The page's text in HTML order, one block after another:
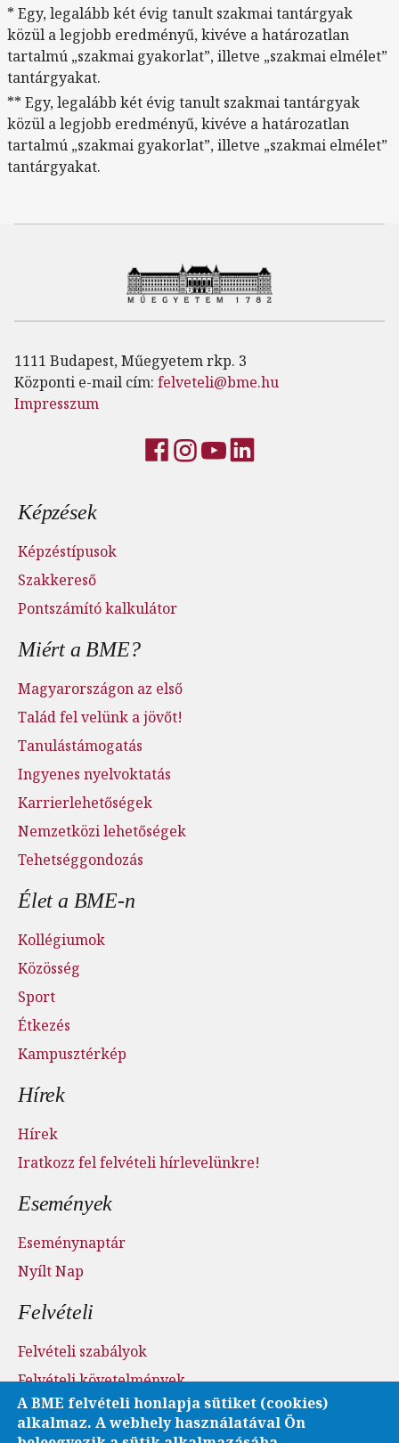
* Egy, legalább két évig tanult szakmai tantárgyak
közül a legjobb eredményű, kivéve a határozatlan
tartalmú „szakmai gyakorlat”, illetve „szakmai elmélet”
tantárgyakat.
** Egy, legalább két évig tanult szakmai tantárgyak
közül a legjobb eredményű, kivéve a határozatlan
tartalmú „szakmai gyakorlat”, illetve „szakmai elmélet”
tantárgyakat.
1111 Budapest, Műegyetem rkp. 3
Központi e-mail cím: felveteli@bme.hu
Impresszum
Lábléc menü
Képzések
Képzéstípusok
Szakkereső
Pontszámító kalkulátor
Miért a BME?
Magyarországon az első
Talád fel velünk a jövőt!
Tanulástámogatás
Ingyenes nyelvoktatás
Karrierlehetőségek
Nemzetközi lehetőségek
Tehetséggondozás
Élet a BME-n
Kollégiumok
Közösség
Sport
Étkezés
Kampusztérkép
Hírek
Hírek
Iratkozz fel felvételi hírlevelünkre!
Események
Eseménynaptár
Nyílt Nap
Felvételi
Felvételi szabályok
Felvételi követelmények
Felvételi menetrend
Nyílt nap
A BME felvételi honlapja sütiket (cookies)
alkalmaz. A webhely használatával Ön